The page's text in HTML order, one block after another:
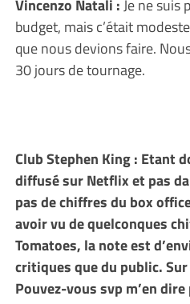
Vincenzo Natali :Je ne suis
budget, mais c’était
que nous devions faire.
30 jours de tournage.
Club Stephen King : Etant
diffusé sur Netflix et pas
pas de chiffres du box
avoir vu de quelconques
Tomatoes, la note est
critiques que du public. Sur
Pouvez-vous svp m’en